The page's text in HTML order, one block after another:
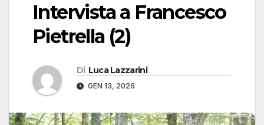
Intervista a Francesco
Pietrella (2)
Di Luca Lazzarini
GEN 13, 2026